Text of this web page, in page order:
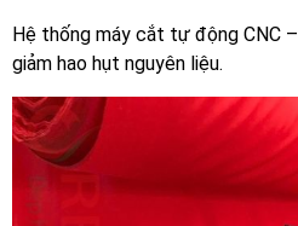
Hệ thống máy cắt tự động CNC
giảm hao hụt nguyên liệu.